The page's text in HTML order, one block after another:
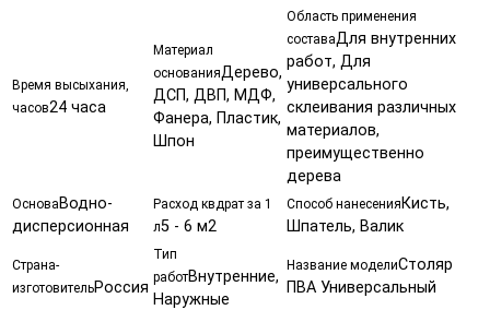
Время высыхания,
часов24 часа
Материал
основанияДерево,
ДСП, ДВП, МДФ,
Фанера, Пластик,
Шпон
Область применения
составаДля внутренних
работ, Для
универсального
склеивания различных
материалов,
преимущественно
дерева
Основа Водно-
дисперсионная
Расход квдрат за 1
л5 - 6 м2
Способ нанесения Кисть,
Шпатель, Валик
Страна-
изготовительРоссия
Тип
работВнутренние,
Наружные
Название моделиСтоляр
ПВА Универсальный